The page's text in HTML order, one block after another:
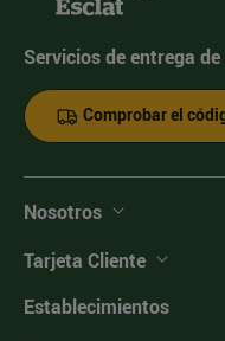
Servicios de entrega
Comprobar el
Nosotros
Tarjeta Cliente
Establecimientos